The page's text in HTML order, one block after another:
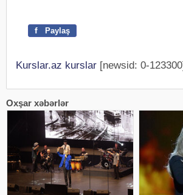
f Paylaş
Kurslar.az kurslar [newsid: 0-
Oxşar xəbərlər